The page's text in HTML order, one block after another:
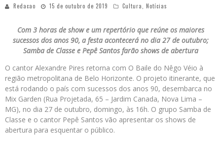
Redacao 15 de outubro de 2019 Cultura, Notícias
Com 3 horas de show e um repertório que reúne os maiores
sucessos dos anos 90, a festa acontecerá no dia 27 de outubro;
Samba de Classe e Pepê Santos farão shows de abertura
O cantor Alexandre Pires retorna com O Baile do Nêgo Véio à
região metropolitana de Belo Horizonte. O projeto itinerante, que
está rodando o país com sucessos dos anos 90, desembarca no
Mix Garden (Rua Projetada, 65 – Jardim Canada, Nova Lima –
MG), no dia 27 de outubro, domingo, às 16h. O grupo Samba de
Classe e o cantor Pepê Santos vão apresentar os shows de
abertura para esquentar o público.